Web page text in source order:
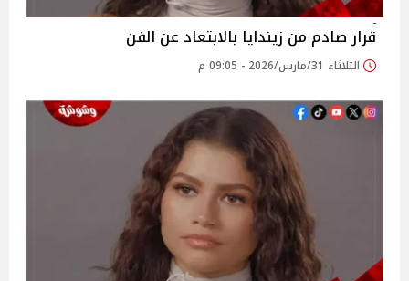
قرار صادم من زيندايا بالابتعاد عن الفن
الثلاثاء 31/مارس/2026 - 09:05 م